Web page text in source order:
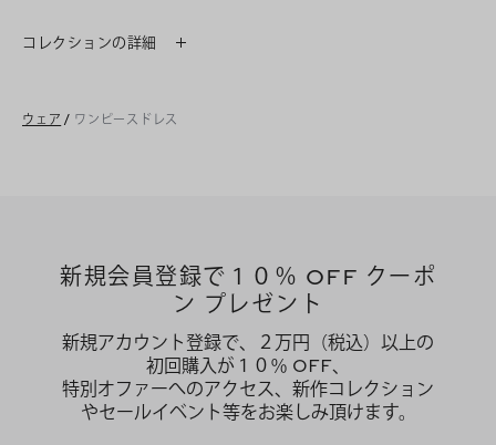
コレクションの詳細
ウェア / ワンピースドレス
新規会員登録で１０％ OFF クーポ
ン プレゼント
新規アカウント登録で、２万円（税込）以上の
初回購入が１０％ OFF、
特別オファーへのアクセス、新作コレクション
やセールイベント等をお楽しみ頂けます。